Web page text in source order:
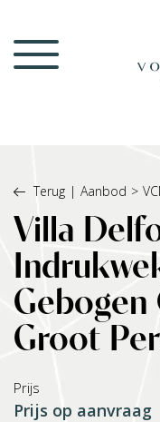
Terug | Aanbod >
Villa
Groot
Prijs
Prijs op aanvraag